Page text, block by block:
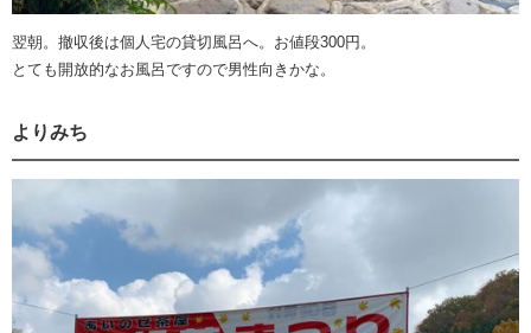
翌朝。撤収後は個人宅の貸切風呂へ。お値段300円。
とても開放的なお風呂ですので男性向きかな。
よりみち